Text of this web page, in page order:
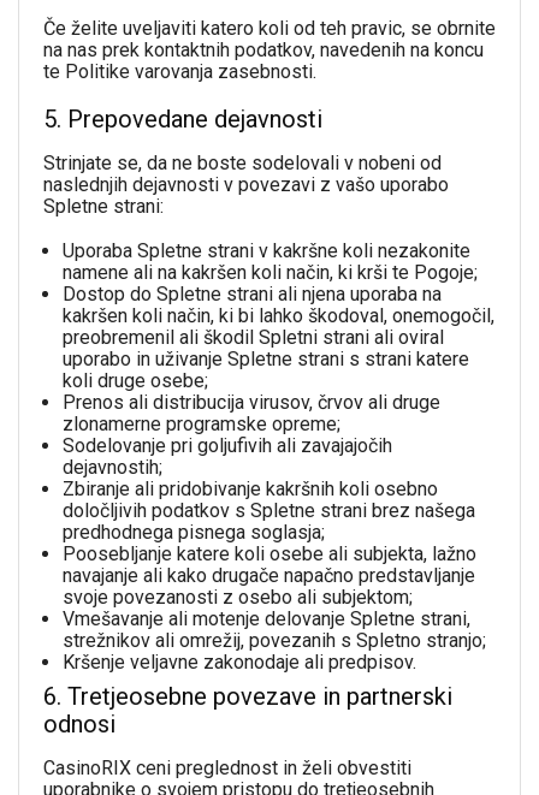
Če želite uveljaviti katero koli od teh pravic, se obrnite
na nas prek kontaktnih podatkov, navedenih na koncu
te Politike varovanja zasebnosti.
5. Prepovedane dejavnosti
Strinjate se, da ne boste sodelovali v nobeni od
naslednjih dejavnosti v povezavi z vašo uporabo
Spletne strani:
Uporaba Spletne strani v kakršne koli nezakonite
namene ali na kakršen koli način, ki krši te Pogoje;
Dostop do Spletne strani ali njena uporaba na
kakršen koli način, ki bi lahko škodoval, onemogočil,
preobremenil ali škodil Spletni strani ali oviral
uporabo in uživanje Spletne strani s strani katere
koli druge osebe;
Prenos ali distribucija virusov, črvov ali druge
zlonamerne programske opreme;
Sodelovanje pri goljufivih ali zavajajočih
dejavnostih;
Zbiranje ali pridobivanje kakršnih koli osebno
določljivih podatkov s Spletne strani brez našega
predhodnega pisnega soglasja;
Poosebljanje katere koli osebe ali subjekta, lažno
navajanje ali kako drugače napačno predstavljanje
svoje povezanosti z osebo ali subjektom;
Vmešavanje ali motenje delovanje Spletne strani,
strežnikov ali omrežij, povezanih s Spletno stranjo;
Kršenje veljavne zakonodaje ali predpisov.
6. Tretjeosebne povezave in partnerski
odnosi
CasinoRIX ceni preglednost in želi obvestiti
uporabnike o svojem pristopu do tretjeosebnih